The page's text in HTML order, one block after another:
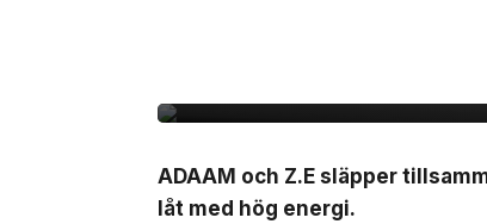
ADAAM och Z.E släpper
låt med hög energi.